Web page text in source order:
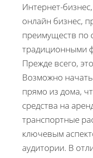
Интернет-
онлайн бизнес,
преимуществ по
традиционными
Прежде всего,
Возможно
прямо из дома,
средства на
транспортные
ключевым
аудитории. В